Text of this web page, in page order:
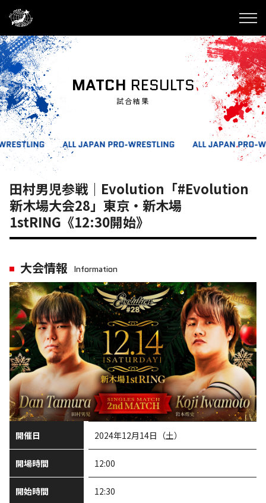
MATCH RESULTS
試合結果
田村男児参戦｜Evolution「#Evolution
新木場大会28」東京・新木場
1stRING《12:30開始》
大会情報 Information
開催日 2024年12月14日（土）
開場時間 12:00
開始時間 12:30